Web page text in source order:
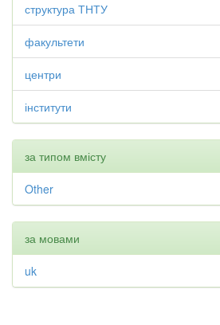
структура ТНТУ
факультети
центри
інститути
за типом вмісту
Other
за мовами
uk